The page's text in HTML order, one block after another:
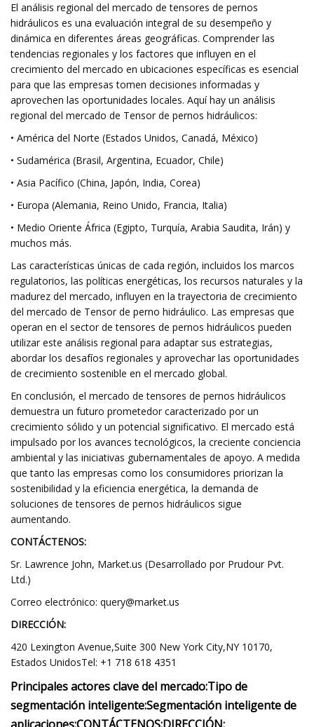
El análisis regional del mercado de tensores de pernos
hidráulicos es una evaluación integral de su desempeño y
dinámica en diferentes áreas geográficas. Comprender las
tendencias regionales y los factores que influyen en el
crecimiento del mercado en ubicaciones específicas es esencial
para que las empresas tomen decisiones informadas y
aprovechen las oportunidades locales. Aquí hay un análisis
regional del mercado de Tensor de pernos hidráulicos:
• América del Norte (Estados Unidos, Canadá, México)
• Sudamérica (Brasil, Argentina, Ecuador, Chile)
• Asia Pacífico (China, Japón, India, Corea)
• Europa (Alemania, Reino Unido, Francia, Italia)
• Medio Oriente África (Egipto, Turquía, Arabia Saudita, Irán) y
muchos más.
Las características únicas de cada región, incluidos los marcos
regulatorios, las políticas energéticas, los recursos naturales y la
madurez del mercado, influyen en la trayectoria de crecimiento
del mercado de Tensor de perno hidráulico. Las empresas que
operan en el sector de tensores de pernos hidráulicos pueden
utilizar este análisis regional para adaptar sus estrategias,
abordar los desafíos regionales y aprovechar las oportunidades
de crecimiento sostenible en el mercado global.
En conclusión, el mercado de tensores de pernos hidráulicos
demuestra un futuro prometedor caracterizado por un
crecimiento sólido y un potencial significativo. El mercado está
impulsado por los avances tecnológicos, la creciente conciencia
ambiental y las iniciativas gubernamentales de apoyo. A medida
que tanto las empresas como los consumidores priorizan la
sostenibilidad y la eficiencia energética, la demanda de
soluciones de tensores de pernos hidráulicos sigue
aumentando.
CONTÁCTENOS:
Sr. Lawrence John, Market.us (Desarrollado por Prudour Pvt.
Ltd.)
Correo electrónico: query@market.us
DIRECCIÓN:
420 Lexington Avenue,Suite 300 New York City,NY 10170,
Estados UnidosTel: +1 718 618 4351
Principales actores clave del mercado:Tipo de
segmentación inteligente:Segmentación inteligente de